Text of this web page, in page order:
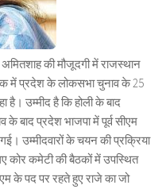
अमितशाह की मौजूदगी में राजस्थान
में प्रदेश के लोकसभा चुनाव के 25
है। उम्मीद है कि होली के बाद
के बाद प्रदेश भाजपा में पूर्व सीएम
उम्मीदवारों के चयन की प्रक्रिया
कोर कमेटी की बैठकों में उपस्थित
के पद पर रहते हुए राजे का जो